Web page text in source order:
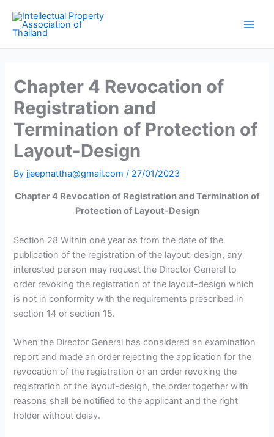
content
Chapter 4 Revocation of
Registration and
Termination of Protection of
Layout-Design
By jjeepnattha@gmail.com/ 27/01/2023
Chapter 4 Revocation of Registration and Termination of
Protection of Layout-Design
Section 28 Within one year as from the date of the
publication of the registration of the layout-design, any
interested person may request the Director General to
order revoking the registration of the layout-design which
is not in conformity with the requirements prescribed in
section 14 or section 15.
When the Director General has considered an examination
report and made an order rejecting the application for the
revocation of the registration or an order revoking the
registration of the layout-design, the order together with
reasons shall be notified to the applicant and the right
holder without delay.